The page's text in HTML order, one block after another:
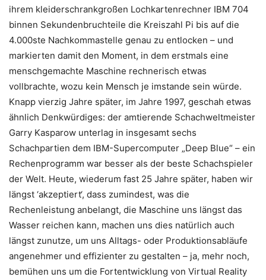
ihrem kleiderschrankgroßen Lochkartenrechner IBM 704
binnen Sekundenbruchteile die Kreiszahl Pi bis auf die
4.000ste Nachkommastelle genau zu entlocken – und
markierten damit den Moment, in dem erstmals eine
menschgemachte Maschine rechnerisch etwas
vollbrachte, wozu kein Mensch je imstande sein würde.
Knapp vierzig Jahre später, im Jahre 1997, geschah etwas
ähnlich Denkwürdiges: der amtierende Schachweltmeister
Garry Kasparow unterlag in insgesamt sechs
Schachpartien dem IBM-Supercomputer „Deep Blue“ – ein
Rechenprogramm war besser als der beste Schachspieler
der Welt. Heute, wiederum fast 25 Jahre später, haben wir
längst ‘akzeptiert‘, dass zumindest, was die
Rechenleistung anbelangt, die Maschine uns längst das
Wasser reichen kann, machen uns dies natürlich auch
längst zunutze, um uns Alltags- oder Produktionsabläufe
angenehmer und effizienter zu gestalten – ja, mehr noch,
bemühen uns um die Fortentwicklung von Virtual Reality